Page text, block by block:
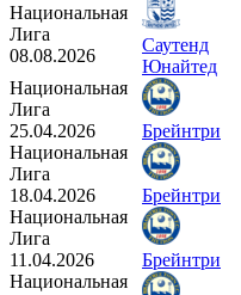
Национальная
Лига
08.08.2026
Саутенд
Юнайтед
Национальная
Лига
25.04.2026
Брейнтри
Национальная
Лига
18.04.2026
Брейнтри
Национальная
Лига
11.04.2026
Брейнтри
Национальная